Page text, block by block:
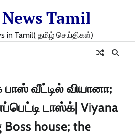
Tamil
in Tamil( தமிழ் செய்திகள்)
பாஸ் வீட்டில் வியானா;
டாஸ்க்| Viyana
Boss house; the